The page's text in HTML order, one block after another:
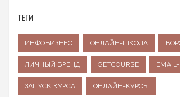
ТЕГИ
ИНФОБИЗНЕС ОНЛАЙН-ШКОЛА
ЛИЧНЫЙ БРЕНД GETCOURSE
ЗАПУСК КУРСА ОНЛАЙН-КУРСЫ